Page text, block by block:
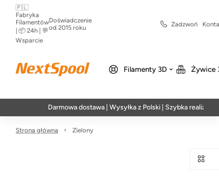
🇵🇱
Fabryka
Filamentów
| 📦 24h | 💬
Wsparcie
Doświadczenie
od 2015 roku
Zadzwoń
Filamenty 3D Żywice
Darmowa dostawa | Wysyłka z Polski | Szybka realizacja w
Strona główna Zielony